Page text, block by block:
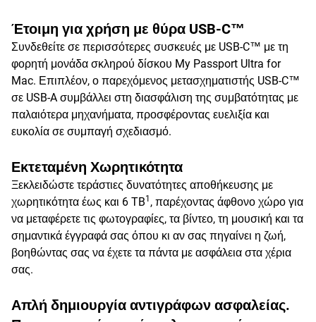
Έτοιμη για χρήση με θύρα USB-C™
Συνδεθείτε σε περισσότερες συσκευές με USB-C™ με τη
φορητή μονάδα σκληρού δίσκου My Passport Ultra for
Mac. Επιπλέον, ο παρεχόμενος μετασχηματιστής USB-C™
σε USB-A συμβάλλει στη διασφάλιση της συμβατότητας με
παλαιότερα μηχανήματα, προσφέροντας ευελιξία και
ευκολία σε συμπαγή σχεδιασμό.
Εκτεταμένη Χωρητικότητα
Ξεκλειδώστε τεράστιες δυνατότητες αποθήκευσης με
χωρητικότητα έως και 6 TB1 , παρέχοντας άφθονο χώρο για
να μεταφέρετε τις φωτογραφίες, τα βίντεο, τη μουσική και τα
σημαντικά έγγραφά σας όπου κι αν σας πηγαίνει η ζωή,
βοηθώντας σας να έχετε τα πάντα με ασφάλεια στα χέρια
σας.
Απλή δημιουργία αντιγράφων ασφαλείας.